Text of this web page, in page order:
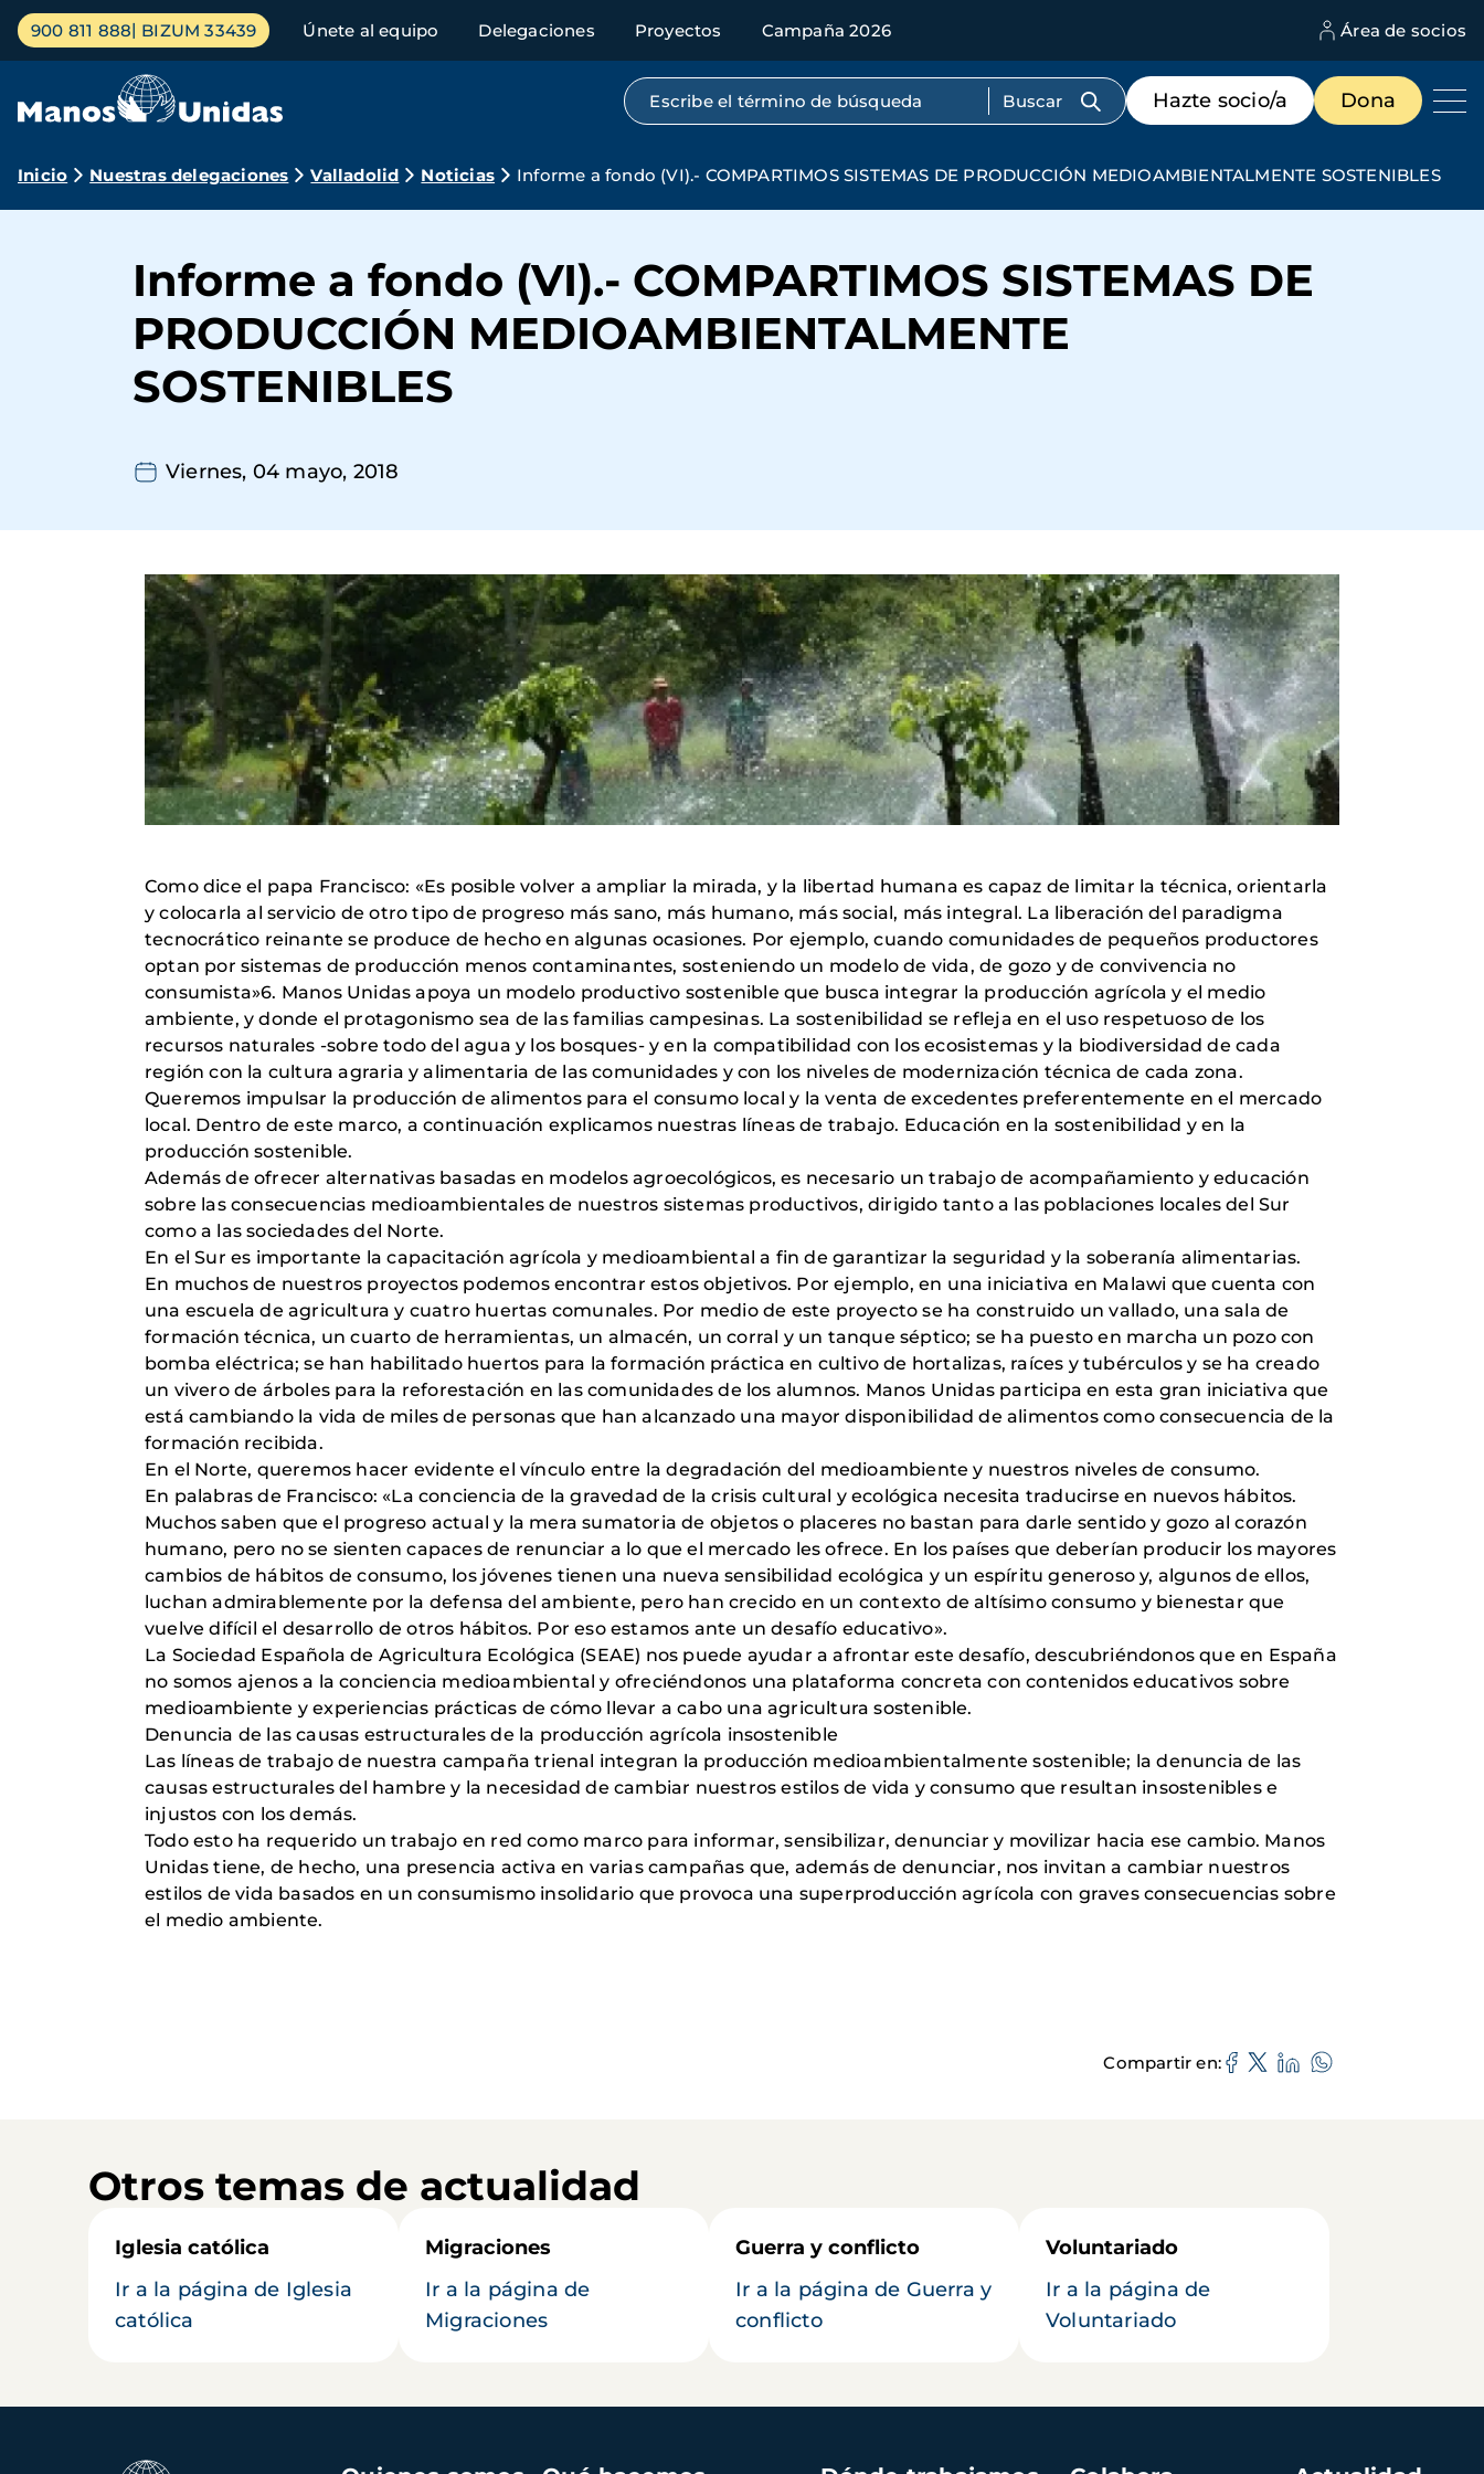
Pasar
contenido
Menú
principal
900 811 888 BIZUM 33439 Únete al equipo Delegaciones Proyectos Campaña 2026 Área de socios
Búsqueda por texto completo
Menú
de
destacados
Hazte socio/a Dona
Ruta
navegación
Inicio Nuestras delegaciones Valladolid Noticias Informe a fondo (VI).- COMPARTIMOS SISTEMAS DE PRODUCCIÓN MEDIOAMBIENTALMENTE SOSTENIBLES
Informe a fondo (VI).- COMPARTIMOS SISTEMAS DE
PRODUCCIÓN MEDIOAMBIENTALMENTE
SOSTENIBLES
Viernes, 04 mayo, 2018
Como dice el papa Francisco: «Es posible volver a ampliar la mirada, y la libertad humana es capaz de limitar la técnica, orientarla
y colocarla al servicio de otro tipo de progreso más sano, más humano, más social, más integral. La liberación del paradigma
tecnocrático reinante se produce de hecho en algunas ocasiones. Por ejemplo, cuando comunidades de pequeños productores
optan por sistemas de producción menos contaminantes, sosteniendo un modelo de vida, de gozo y de convivencia no
consumista»6. Manos Unidas apoya un modelo productivo sostenible que busca integrar la producción agrícola y el medio
ambiente, y donde el protagonismo sea de las familias campesinas. La sostenibilidad se refleja en el uso respetuoso de los
recursos naturales -sobre todo del agua y los bosques- y en la compatibilidad con los ecosistemas y la biodiversidad de cada
región con la cultura agraria y alimentaria de las comunidades y con los niveles de modernización técnica de cada zona.
Queremos impulsar la producción de alimentos para el consumo local y la venta de excedentes preferentemente en el mercado
local. Dentro de este marco, a continuación explicamos nuestras líneas de trabajo. Educación en la sostenibilidad y en la
producción sostenible.
Además de ofrecer alternativas basadas en modelos agroecológicos, es necesario un trabajo de acompañamiento y educación
sobre las consecuencias medioambientales de nuestros sistemas productivos, dirigido tanto a las poblaciones locales del Sur
como a las sociedades del Norte.
En el Sur es importante la capacitación agrícola y medioambiental a fin de garantizar la seguridad y la soberanía alimentarias.
En muchos de nuestros proyectos podemos encontrar estos objetivos. Por ejemplo, en una iniciativa en Malawi que cuenta con
una escuela de agricultura y cuatro huertas comunales. Por medio de este proyecto se ha construido un vallado, una sala de
formación técnica, un cuarto de herramientas, un almacén, un corral y un tanque séptico; se ha puesto en marcha un pozo con
bomba eléctrica; se han habilitado huertos para la formación práctica en cultivo de hortalizas, raíces y tubérculos y se ha creado
un vivero de árboles para la reforestación en las comunidades de los alumnos. Manos Unidas participa en esta gran iniciativa que
está cambiando la vida de miles de personas que han alcanzado una mayor disponibilidad de alimentos como consecuencia de la
formación recibida.
En el Norte, queremos hacer evidente el vínculo entre la degradación del medioambiente y nuestros niveles de consumo.
En palabras de Francisco: «La conciencia de la gravedad de la crisis cultural y ecológica necesita traducirse en nuevos hábitos.
Muchos saben que el progreso actual y la mera sumatoria de objetos o placeres no bastan para darle sentido y gozo al corazón
humano, pero no se sienten capaces de renunciar a lo que el mercado les ofrece. En los países que deberían producir los mayores
cambios de hábitos de consumo, los jóvenes tienen una nueva sensibilidad ecológica y un espíritu generoso y, algunos de ellos,
luchan admirablemente por la defensa del ambiente, pero han crecido en un contexto de altísimo consumo y bienestar que
vuelve difícil el desarrollo de otros hábitos. Por eso estamos ante un desafío educativo».
La Sociedad Española de Agricultura Ecológica (SEAE) nos puede ayudar a afrontar este desafío, descubriéndonos que en España
no somos ajenos a la conciencia medioambiental y ofreciéndonos una plataforma concreta con contenidos educativos sobre
medioambiente y experiencias prácticas de cómo llevar a cabo una agricultura sostenible.
Denuncia de las causas estructurales de la producción agrícola insostenible
Las líneas de trabajo de nuestra campaña trienal integran la producción medioambientalmente sostenible; la denuncia de las
causas estructurales del hambre y la necesidad de cambiar nuestros estilos de vida y consumo que resultan insostenibles e
injustos con los demás.
Todo esto ha requerido un trabajo en red como marco para informar, sensibilizar, denunciar y movilizar hacia ese cambio. Manos
Unidas tiene, de hecho, una presencia activa en varias campañas que, además de denunciar, nos invitan a cambiar nuestros
estilos de vida basados en un consumismo insolidario que provoca una superproducción agrícola con graves consecuencias sobre
el medio ambiente.
Compartir en
Otros temas de actualidad
Iglesia católica
Ir a la página de Iglesia
católica
Migraciones
Ir a la página de
Migraciones
Guerra y conflicto
Ir a la página de Guerra y
conflicto
Voluntariado
Ir a la página de
Voluntariado